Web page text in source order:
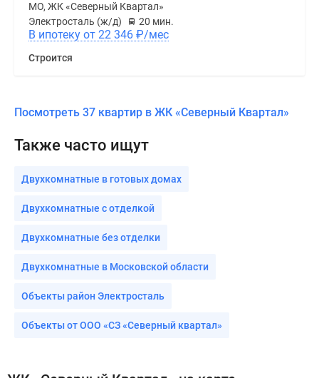
МО, ЖК «Северный Квартал»
Электросталь (ж/д)
20 мин.
В ипотеку от 22 346 ₽/мес
Строится
Посмотреть 37 квартир в ЖК «Северный Квартал»
Также часто ищут
Двухкомнатные в готовых домах
Двухкомнатные с отделкой
Двухкомнатные без отделки
Двухкомнатные в Московской области
Объекты район Электросталь
Объекты от ООО «СЗ «Северный квартал»